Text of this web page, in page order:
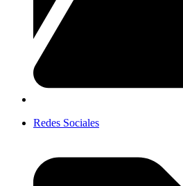
Redes Sociales